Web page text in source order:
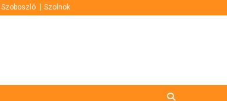
Szoboszló Szolnok